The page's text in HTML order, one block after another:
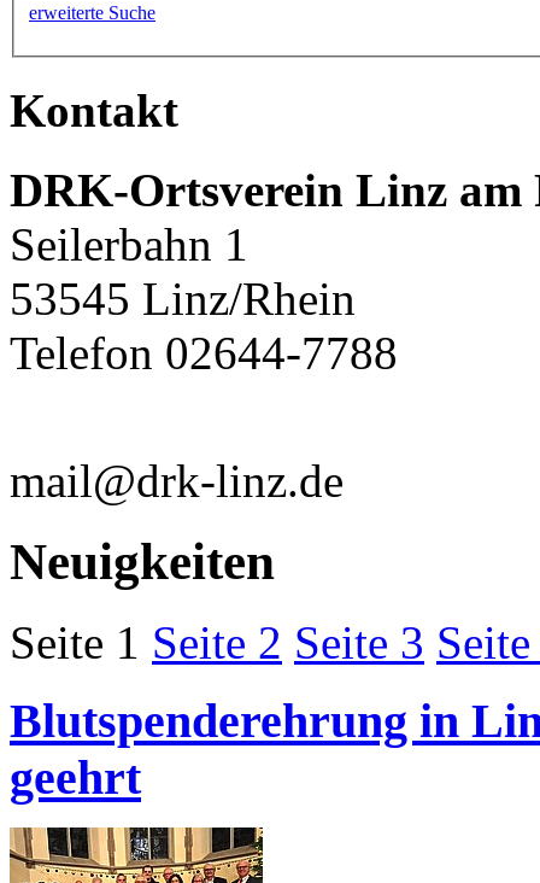
erweiterte Suche
Kontakt
DRK-Ortsverein Linz am
Seilerbahn 1
53545 Linz/Rhein
Telefon 02644-7788
mail@drk-linz.de
Neuigkeiten
Seite 1 Seite 2 Seite 3
Blutspenderehrung in
geehrt